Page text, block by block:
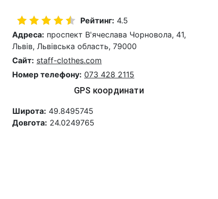
Рейтинг: 4.5
Адреса: проспект В'ячеслава Чорновола, 41,
Львів, Львівська область, 79000
Сайт: staff-clothes.com
Номер телефону: 073 428 2115
GPS координати
Широта: 49.8495745
Довгота: 24.0249765